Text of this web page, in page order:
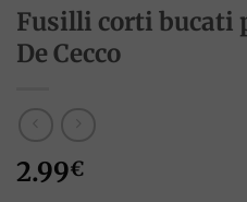
Fusilli corti bucati
De Cecco
2.99€